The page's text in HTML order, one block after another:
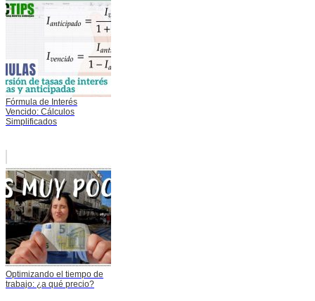
Fórmula de Interés
Vencido: Cálculos
Simplificados
Optimizando el tiempo de
trabajo: ¿a qué precio?